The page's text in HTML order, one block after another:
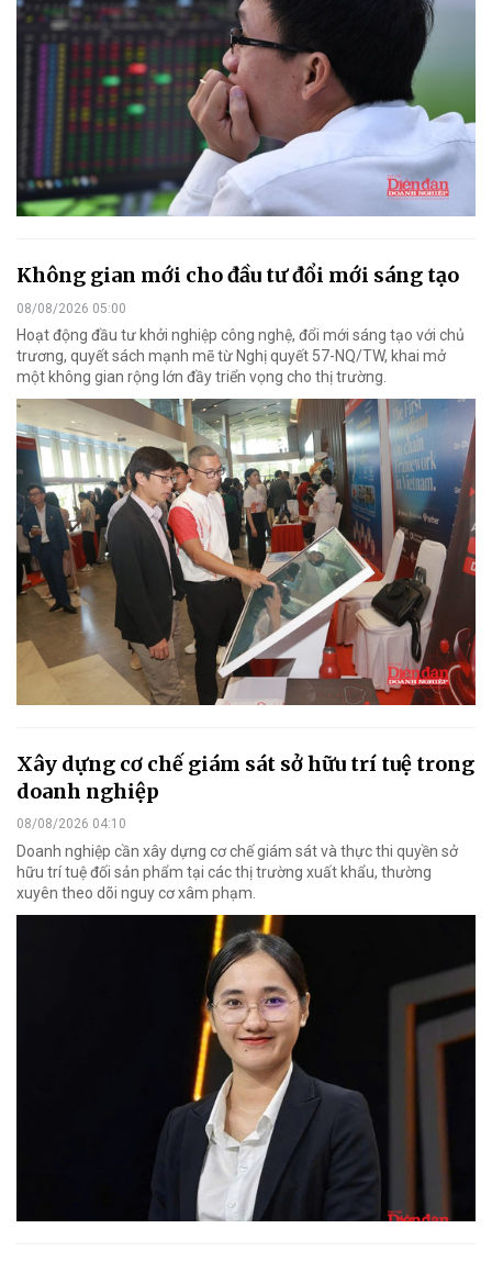
Không gian mới cho đầu tư đổi mới sáng tạo
08/08/2026 05:00
Hoạt động đầu tư khởi nghiệp công nghệ, đổi mới sáng tạo với chủ
trương, quyết sách mạnh mẽ từ Nghị quyết 57-NQ/TW, khai mở
một không gian rộng lớn đầy triển vọng cho thị trường.
Xây dựng cơ chế giám sát sở hữu trí tuệ trong
doanh nghiệp
08/08/2026 04:10
Doanh nghiệp cần xây dựng cơ chế giám sát và thực thi quyền sở
hữu trí tuệ đối sản phẩm tại các thị trường xuất khẩu, thường
xuyên theo dõi nguy cơ xâm phạm.